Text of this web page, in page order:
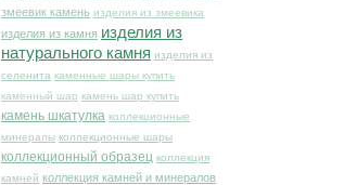
змеевик камень изделия из змеевика
изделия из камня изделия из
натурального камня изделия из
селенита каменные шары купить
каменный шар камень шар купить
камень шкатулка коллекционные
минералы коллекционные шары
коллекционный образец коллекция
камней коллекция камней и минералов